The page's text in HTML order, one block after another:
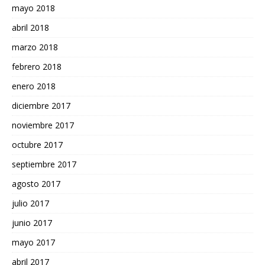
mayo 2018
abril 2018
marzo 2018
febrero 2018
enero 2018
diciembre 2017
noviembre 2017
octubre 2017
septiembre 2017
agosto 2017
julio 2017
junio 2017
mayo 2017
abril 2017